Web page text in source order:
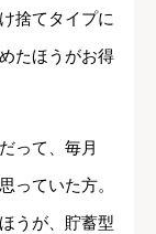
捨てタイプに
たほうがお得
って、毎月
ていた方。
うが、貯蓄型